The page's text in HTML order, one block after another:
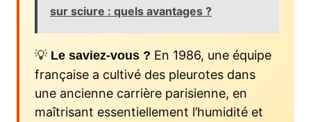
sur sciure : quels avantages ?
💡 Le saviez-vous ? En 1986, une équipe
française a cultivé des pleurotes dans
une ancienne carrière parisienne, en
maîtrisant essentiellement l’humidité et